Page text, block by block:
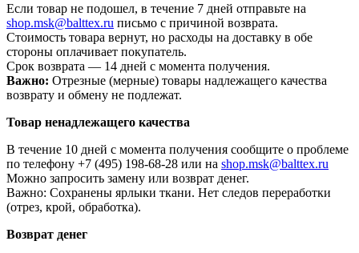
Если товар не подошел, в течение 7 дней отправьте на
shop.msk@balttex.ru письмо с причиной возврата.
Стоимость товара вернут, но расходы на доставку в обе
стороны оплачивает покупатель.
Срок возврата — 14 дней с момента получения.
Важно: Отрезные (мерные) товары надлежащего качества
возврату и обмену не подлежат.
Товар ненадлежащего качества
В течение 10 дней с момента получения сообщите о проблеме
по телефону +7 (495) 198-68-28 или на shop.msk@balttex.ru
Можно запросить замену или возврат денег.
Важно: Сохранены ярлыки ткани. Нет следов переработки
(отрез, крой, обработка).
Возврат денег